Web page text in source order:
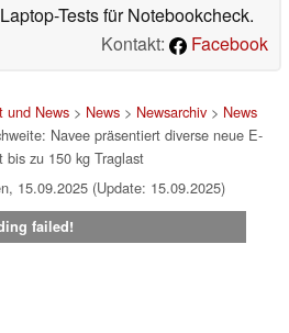
Tests für Notebookcheck.
Kontakt:
Facebook
und News> News> Newsarchiv> News
Navee präsentiert diverse neue E-
bis zu 150 kg Traglast
15.09.2025 (Update: 15.09.2025)
failed!